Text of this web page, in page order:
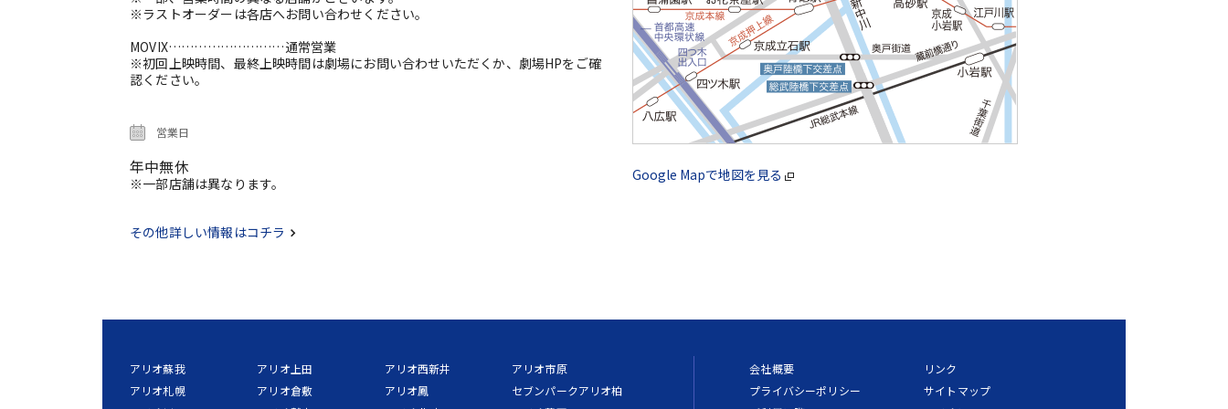
※ラストオーダーは各店へお問い合わせください。
MOVIX………………………通常営業
※初回上映時間、最終上映時間は劇場にお問い合わせいただくか、劇場HPをご確
認ください。
営業日
年中無休
※一部店舗は異なります。
その他詳しい情報はコチラ
Google Mapで地図を見る
アリオ蘇我
アリオ札幌
アリオ上田
アリオ倉敷
アリオ西新井
アリオ鳳
アリオ市原
セブンパークアリオ柏
会社概要
プライバシーポリシー
リンク
サイトマップ